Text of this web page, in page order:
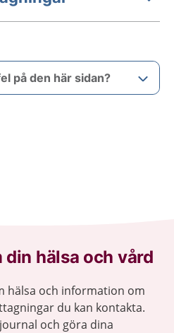
på den här sidan?
hälsa och vård
hälsa och information om
du kan kontakta.
och göra dina